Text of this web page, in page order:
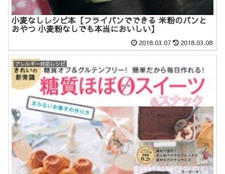
小麦なしレシピ本【フライパンでできる 米粉のパンと
おやつ 小麦粉なしでも本当においしい】
2018.03.07 2018.03.08
アレルギー対応レシピ